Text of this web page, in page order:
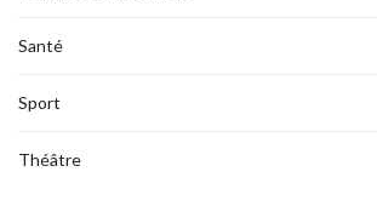
Santé
Sport
Théâtre